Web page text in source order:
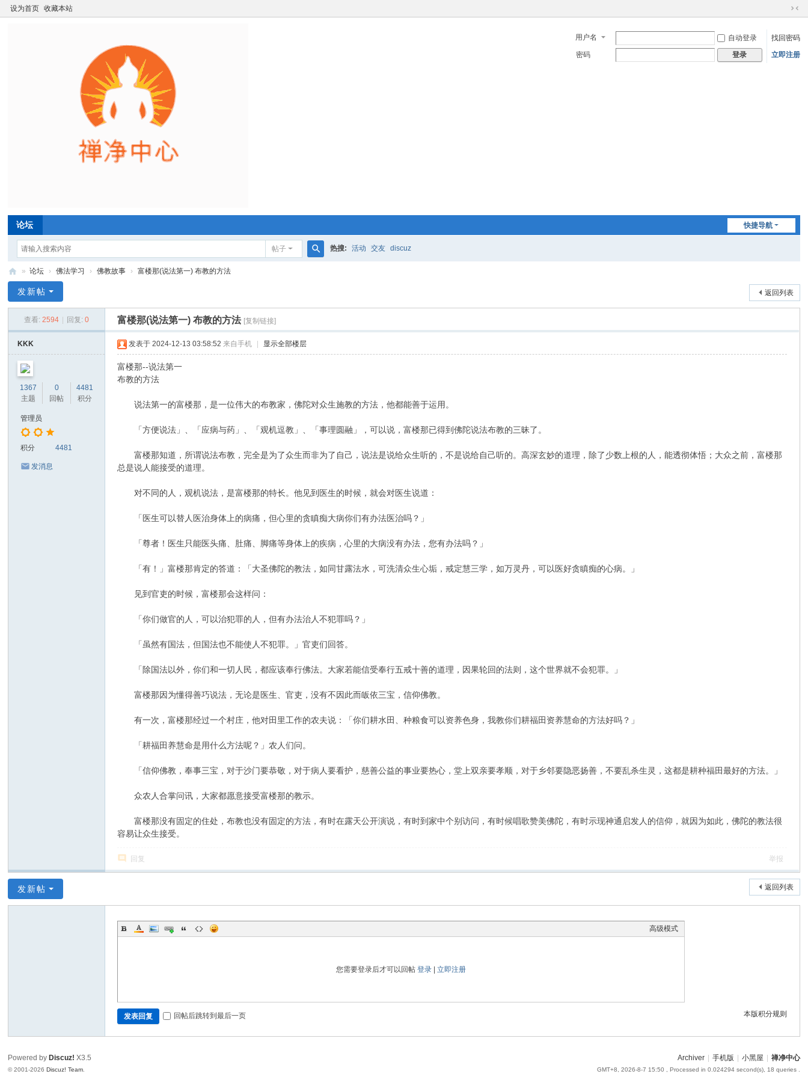
设为首页 收藏本站
切
到
窄
用户名 自动登录
找回密码
密码
登录 立即注册
快捷导航
论坛
帖子 热搜: 活动 交友 discuz
净
心
» 论坛 › 佛法学习 › 佛教故事 › 富楼那(说法第一) 布教的方法
返回列表
发新帖
查看: 2594 回复: 0 富楼那(说法第一) 布教的方法 [复制链接]
KKK
1367
主题
0
回帖
4481
积分
管理员
积分 4481
发消息
发表于 2024-12-13 03:58:52 来自手机 显示全部楼层
富楼那--说法第一
布教的方法
说法第一的富楼那，是一位伟大的布教家，佛陀对众生施教的方法，他都能善于运用。
「方便说法」、「应病与药」、「观机逗教」、「事理圆融」，可以说，富楼那已得到佛陀说法布教的三昧了。
富楼那知道，所谓说法布教，完全是为了众生而非为了自己，说法是说给众生听的，不是说给自己听的。高深玄妙的道理，除了少数上根的人，能透彻体悟；大众之前，富楼那
总是说人能接受的道理。
对不同的人，观机说法，是富楼那的特长。他见到医生的时候，就会对医生说道：
「医生可以替人医治身体上的病痛，但心里的贪瞋痴大病你们有办法医治吗？」
「尊者！医生只能医头痛、肚痛、脚痛等身体上的疾病，心里的大病没有办法，您有办法吗？」
「有！」富楼那肯定的答道：「大圣佛陀的教法，如同甘露法水，可洗清众生心垢，戒定慧三学，如万灵丹，可以医好贪瞋痴的心病。」
见到官吏的时候，富楼那会这样问：
「你们做官的人，可以治犯罪的人，但有办法治人不犯罪吗？」
「虽然有国法，但国法也不能使人不犯罪。」官吏们回答。
「除国法以外，你们和一切人民，都应该奉行佛法。大家若能信受奉行五戒十善的道理，因果轮回的法则，这个世界就不会犯罪。」
富楼那因为懂得善巧说法，无论是医生、官吏，没有不因此而皈依三宝，信仰佛教。
有一次，富楼那经过一个村庄，他对田里工作的农夫说：「你们耕水田、种粮食可以资养色身，我教你们耕福田资养慧命的方法好吗？」
「耕福田养慧命是用什么方法呢？」农人们问。
「信仰佛教，奉事三宝，对于沙门要恭敬，对于病人要看护，慈善公益的事业要热心，堂上双亲要孝顺，对于乡邻要隐恶扬善，不要乱杀生灵，这都是耕种福田最好的方法。」
众农人合掌问讯，大家都愿意接受富楼那的教示。
富楼那没有固定的住处，布教也没有固定的方法，有时在露天公开演说，有时到家中个别访问，有时候唱歌赞美佛陀，有时示现神通启发人的信仰，就因为如此，佛陀的教法很
容易让众生接受。
回复 举报
返回列表
发新帖
高级模式
您需要登录后才可以回帖登录 |立即注册
本版积分规则
发表回复 回帖后跳转到最后一页
Archiver 手机版 小黑屋 禅净中心
GMT+8, 2026-8-7 15:50 , Processed in 0.024294 second(s), 18 queries .
Powered by Discuz! X3.5
© 2001-2026Discuz! Team.